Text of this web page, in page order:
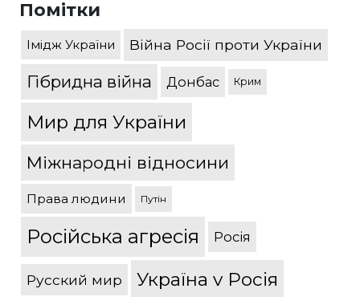
Помітки
Імідж України Війна Росії проти України
Гібридна війна Донбас Крим
Мир для України
Міжнародні відносини
Права людини Путін
Російська агресія Росія
Русский мир Україна v Росія